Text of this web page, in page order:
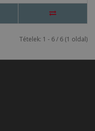
Tételek: 1 - 6 / 6 (1 oldal)